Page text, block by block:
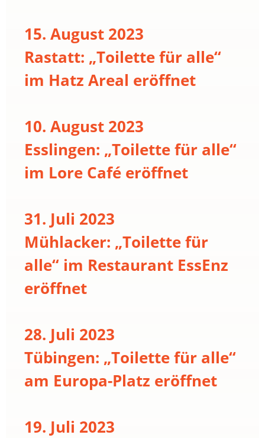
15. August 2023
Rastatt: „Toilette für alle“
im Hatz Areal eröffnet
10. August 2023
Esslingen: „Toilette für alle“
im Lore Café eröffnet
31. Juli 2023
Mühlacker: „Toilette für
alle“ im Restaurant EssEnz
eröffnet
28. Juli 2023
Tübingen: „Toilette für alle“
am Europa-Platz eröffnet
19. Juli 2023